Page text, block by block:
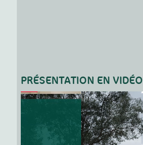
PRÉSENTATION EN VIDÉO